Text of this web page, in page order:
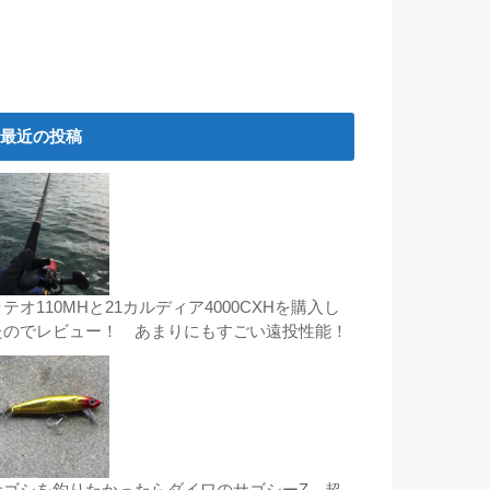
最近の投稿
テオ110MHと21カルディア4000CXHを購入し
のでレビュー！ あまりにもすごい遠投性能！